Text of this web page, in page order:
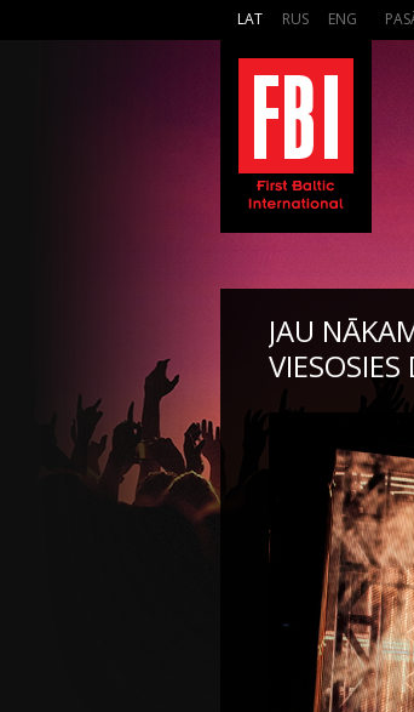
LAT RUS ENG
JAU